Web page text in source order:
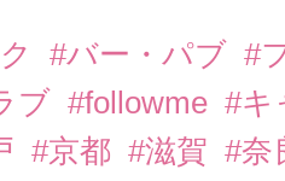
#バー・パブ #
ブ #followme #キ
#京都 #滋賀 #奈